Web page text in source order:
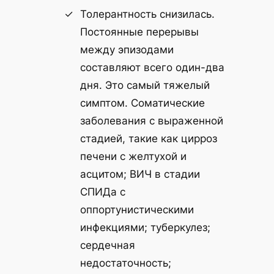
Толерантность снизилась.
Постоянные перерывы
между эпизодами
составляют всего один-два
дня. Это самый тяжелый
симптом. Соматические
заболевания с выраженной
стадией, такие как цирроз
печени с желтухой и
асцитом; ВИЧ в стадии
СПИДа с
оппортунистическими
инфекциями; туберкулез;
сердечная
недостаточность;